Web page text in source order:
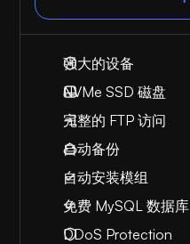
强大的设备
NVMe SSD 磁盘
完整的 FTP 访问
自动备份
自动安装模组
免费 MySQL 数据库
DDoS Protection